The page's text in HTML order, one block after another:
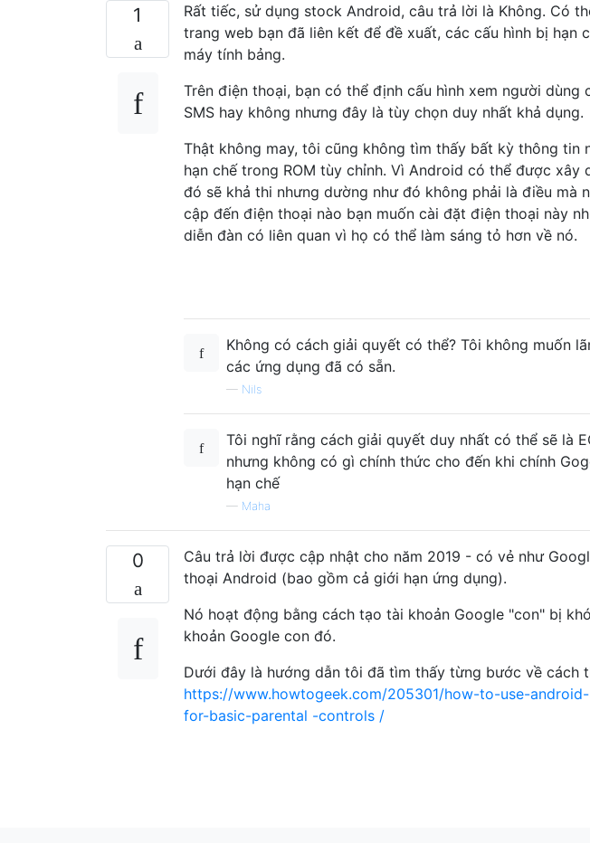
1
Rất tiếc, sử dụng stock Android, câu trả lời là Không. Có
trang web bạn đã liên kết để đề xuất, các cấu hình bị hạn
máy tính bảng.
Trên điện thoại, bạn có thể định cấu hình xem người
SMS hay không nhưng đây là tùy chọn duy nhất khả dụng.
Thật không may, tôi cũng không tìm thấy bất kỳ thông tin
hạn chế trong ROM tùy chỉnh. Vì Android có thể được
đó sẽ khả thi nhưng dường như đó không phải là điều mà
cập đến điện thoại nào bạn muốn cài đặt điện thoại này
diễn đàn có liên quan vì họ có thể làm sáng tỏ hơn về nó.
Không có cách giải quyết có thể? Tôi không muốn
các ứng dụng đã có sẵn.
— Nils
Tôi nghĩ rằng cách giải quyết duy nhất có thể sẽ là
nhưng không có gì chính thức cho đến khi chính
hạn chế
— Maha
0
Câu trả lời được cập nhật cho năm 2019 - có vẻ như
thoại Android (bao gồm cả giới hạn ứng dụng).
Nó hoạt động bằng cách tạo tài khoản Google "con" bị
khoản Google con đó.
Dưới đây là hướng dẫn tôi đã tìm thấy từng bước về cách
https://www.howtogeek.com/205301/how-to-use-
for-basic-parental -controls /